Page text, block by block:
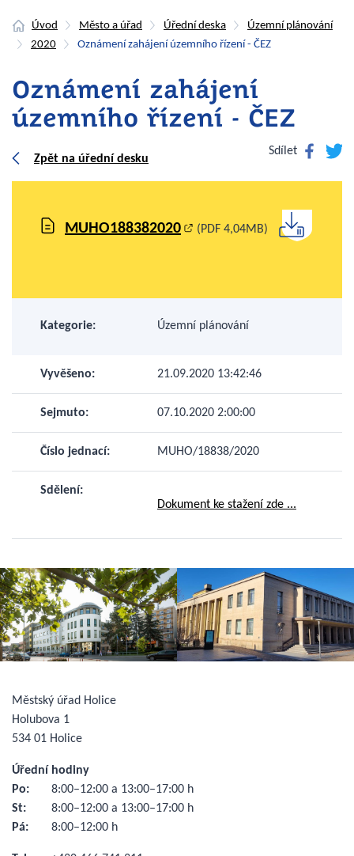
Úvod Město a úřad Úřední deska
Územní plánování
2020
Oznámení zahájení územního řízení - ČEZ
Oznámení zahájení
územního řízení - ČEZ
Zpět na úřední desku
Sdílet Facebook
MUHO188382020 (PDF 4,04MB)
Kategorie: Územní plánování
Vyvěšeno: 21.09.2020 13:42:46
Sejmuto: 07.10.2020 2:00:00
Číslo jednací: MUHO/18838/2020
Sdělení:
Dokument ke stažení zde ...
Městský úřad Holice
Holubova 1
534 01 Holice
Úřední hodiny
Po:
8:00–12:00 a 13:00–17:00 h
St:
8:00–12:00 a 13:00–17:00 h
Pá:
8:00–12:00 h